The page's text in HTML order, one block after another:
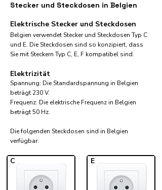
Stecker und Steckdosen in Belgien
Elektrische Stecker und Steckdosen
Belgien verwendet Stecker und Steckdosen Typ C
und E. Die Steckdosen sind so konzipiert, dass
Sie mit Steckern Typ C, E, F kompatibel sind.
Elektrizität
Spannung: Die Standardspannung in Belgien
beträgt 230 V.
Frequenz: Die elektrische Frequenz in Belgien
beträgt 50 Hz.
Die folgenden Steckdosen sind in Belgien
verfügbar:​
C E